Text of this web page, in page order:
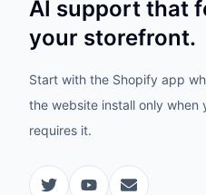
AI support that
your storefront.
Start with the Shopify app
the website install only when
requires it.